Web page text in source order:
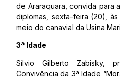
de Araraquara, convida para
diplomas, sexta-feira (20),
meio do canavial da Usina
3ª Idade
Sílvio Gilberto Zabisky,
Convivência da 3ª Idade